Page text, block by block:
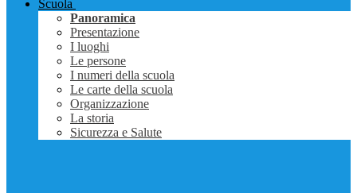
Scuola
Panoramica
Presentazione
I luoghi
Le persone
I numeri della scuola
Le carte della scuola
Organizzazione
La storia
Sicurezza e Salute